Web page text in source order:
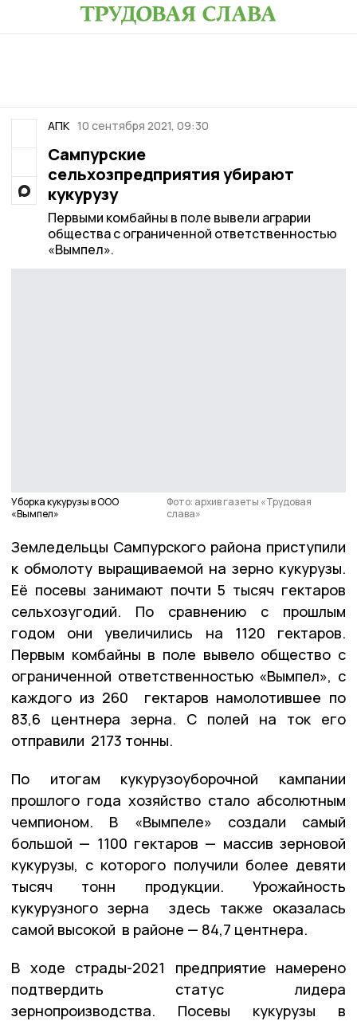
АПК 10 сентября 2021, 09:30
Сампурские
сельхозпредприятия убирают
кукурузу
Первыми комбайны в поле вывели аграрии
общества с ограниченной ответственностью
«Вымпел».
Уборка кукурузы в ООО
«Вымпел»
Фото: архив газеты «Трудовая
слава»
Земледельцы Сампурского района приступили
к обмолоту выращиваемой на зерно кукурузы.
Её посевы занимают почти 5 тысяч гектаров
сельхозугодий. По сравнению с прошлым
годом они увеличились на 1120 гектаров.
Первым комбайны в поле вывело общество с
ограниченной ответственностью «Вымпел», с
каждого из 260 гектаров намолотившее по
83,6 центнера зерна. С полей на ток его
отправили 2173 тонны.
По итогам кукурузоуборочной кампании
прошлого года хозяйство стало абсолютным
чемпионом. В «Вымпеле» создали самый
большой — 1100 гектаров — массив зерновой
кукурузы, с которого получили более девяти
тысяч тонн продукции. Урожайность
кукурузного зерна здесь также оказалась
самой высокой в районе — 84,7 центнера.
В ходе страды-2021 предприятие намерено
подтвердить статус лидера
зернопроизводства. Посевы кукурузы в